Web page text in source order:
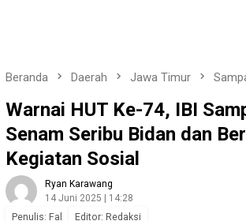
Beranda Daerah Jawa Timur
Warnai HUT Ke-74, IBI
Senam Seribu Bidan dan
Kegiatan Sosial
Ryan Karawang
14 Juni 2025 | 14:28
Penulis: Fal Editor: Redaksi